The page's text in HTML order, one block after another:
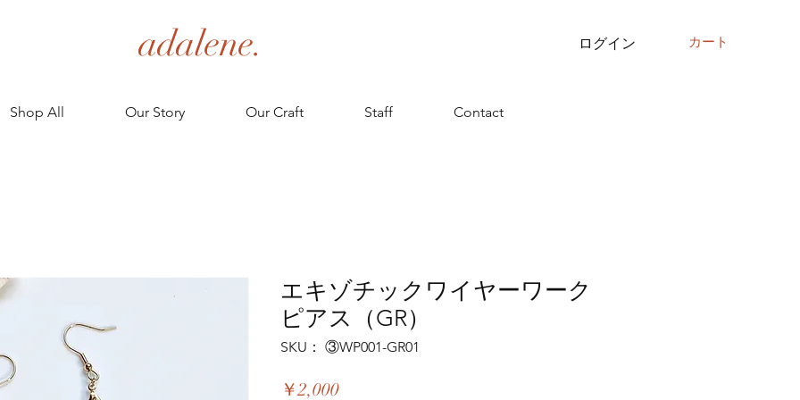
カート
ログイン
adalene.
Shop All Our Story Our Craft Staff Contact
エキゾチックワイヤーワーク
ピアス（GR）
SKU： ③WP001-GR01
￥2,000価